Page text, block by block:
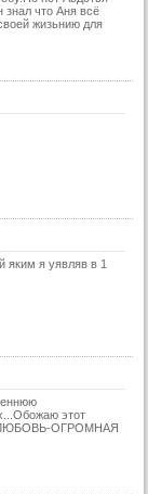
знал что Аня всё
жизьнию для
яким я уявляв в 1
этот
ЛЮБОВЬ-ОГРОМНАЯ